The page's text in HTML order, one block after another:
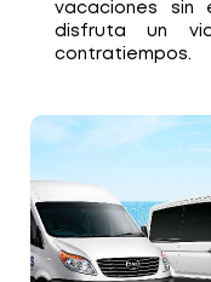
vacaciones sin
disfruta un
contratiempos.